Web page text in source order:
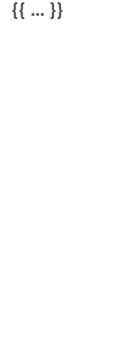
{{ ... }}